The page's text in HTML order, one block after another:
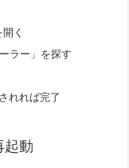
く
ラー」を探す
れれば完了
起動